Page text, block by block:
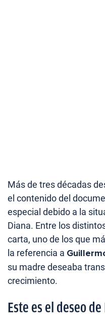
Más de tres décadas
el contenido del
especial debido a la
Diana. Entre los
carta, uno de los que
la referencia a
su madre deseaba
crecimiento.
Este es el deseo de